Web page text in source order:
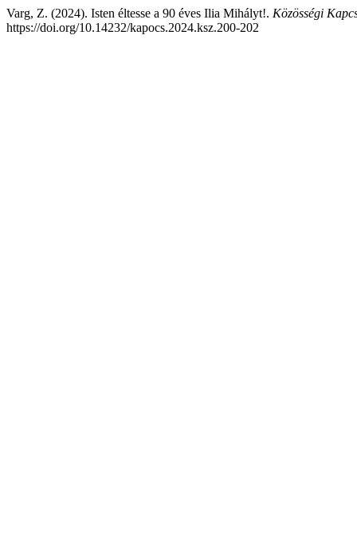
Varg, Z. (2024). Isten éltesse a 90 éves Ilia Mihályt!. Közösségi
https://doi.org/10.14232/kapocs.2024.ksz.200-202